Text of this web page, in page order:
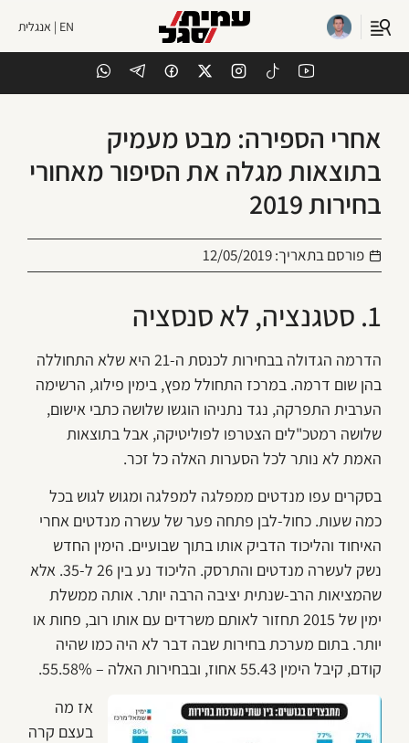
EN | אנגלית
אחרי הספירה: מבט מעמיק
בתוצאות מגלה את הסיפור מאחורי
בחירות 2019
פורסם בתאריך:12/05/2019
1. סטגנציה, לא סנסציה
הדרמה הגדולה בבחירות לכנסת ה-21 היא שלא התחוללה
בהן שום דרמה. במרכז התחולל מפץ, בימין פילוג, הרשימה
הערבית התפרקה, נגד נתניהו הוגשו שלושה כתבי אישום,
שלושה רמטכ"לים הצטרפו לפוליטיקה, אבל בתוצאות
האמת לא נותר לכל הסערות האלה כל זכר.
בסקרים עפו מנדטים ממפלגה למפלגה ומגוש לגוש בכל
כמה שעות. כחול-לבן פתחה פער של עשרה מנדטים אחרי
האיחוד והליכוד הדביק אותו בתוך שבועיים. הימין החדש
נשק לעשרה מנדטים והתרסק. הליכוד נע בין 26 ל-35. אלא
שהמציאות הרב-שנתית יציבה הרבה יותר. אותה ממשלת
ימין של 2015 תחזור לאותם משרדים עם אותו רוב, פחות או
יותר. בתום מערכת בחירות שבה דבר לא היה כמו שהיה
קודם, קיבל הימין 55.43 אחוז, ובבחירות האלה – 55.58%.
אז מה
בעצם קרה